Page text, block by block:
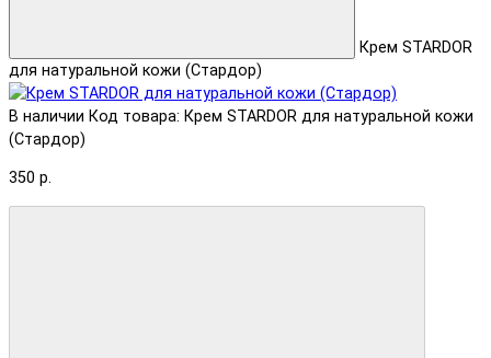
Крем STARDOR
для натуральной кожи (Стардор)
В наличии Код товара: Крем STARDOR для натуральной кожи
(Стардор)
350 р.